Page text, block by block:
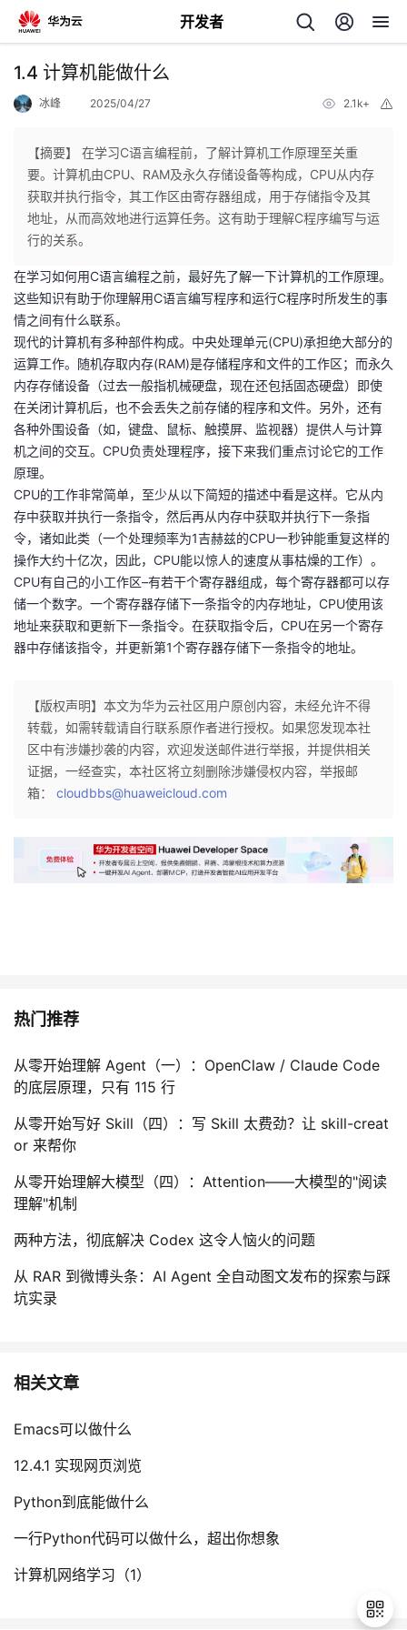
开发者
返
个
主
页
的
开
发
者
我
的
博
客
我
的
论
坛
我
的
圈
子
我
的
直
播
我
的
活
动
我
的
关
我
的
开
发
者
学
堂
我
课
程
的
认
证
我
的
实
我
的
我
的
Programs
我
的
支
持
我
的
技
术
支
持
我
的
云
声
建
1.4 计算机能做什么
冰峰 2025/04/27 2.1k+
【摘要】 在学习C语言编程前，了解计算机工作原理至关重
要。计算机由CPU、RAM及永久存储设备等构成，CPU从内存
获取并执行指令，其工作区由寄存器组成，用于存储指令及其
地址，从而高效地进行运算任务。这有助于理解C程序编写与运
行的关系。
在学习如何用C语言编程之前，最好先了解一下计算机的工作原理。
这些知识有助于你理解用C语言编写程序和运行C程序时所发生的事
情之间有什么联系。
现代的计算机有多种部件构成。中央处理单元(CPU)承担绝大部分的
运算工作。随机存取内存(RAM)是存储程序和文件的工作区；而永久
内存存储设备（过去一般指机械硬盘，现在还包括固态硬盘）即使
在关闭计算机后，也不会丢失之前存储的程序和文件。另外，还有
各种外围设备（如，键盘、鼠标、触摸屏、监视器）提供人与计算
机之间的交互。CPU负责处理程序，接下来我们重点讨论它的工作
原理。
CPU的工作非常简单，至少从以下简短的描述中看是这样。它从内
存中获取并执行一条指令，然后再从内存中获取并执行下一条指
令，诸如此类（一个处理频率为1吉赫兹的CPU一秒钟能重复这样的
操作大约十亿次，因此，CPU能以惊人的速度从事枯燥的工作）。
CPU有自己的小工作区–有若干个寄存器组成，每个寄存器都可以存
储一个数字。一个寄存器存储下一条指令的内存地址，CPU使用该
地址来获取和更新下一条指令。在获取指令后，CPU在另一个寄存
器中存储该指令，并更新第1个寄存器存储下一条指令的地址。
【版权声明】本文为华为云社区用户原创内容，未经允许不得
转载，如需转载请自行联系原作者进行授权。如果您发现本社
区中有涉嫌抄袭的内容，欢迎发送邮件进行举报，并提供相关
证据，一经查实，本社区将立刻删除涉嫌侵权内容，举报邮
箱： cloudbbs@huaweicloud.com
热门推荐
从零开始理解 Agent（一）：OpenClaw / Claude Code
的底层原理，只有 115 行
从零开始写好 Skill（四）：写 Skill 太费劲？让 skill-creat
or 来帮你
从零开始理解大模型（四）：Attention——大模型的"阅读
理解"机制
两种方法，彻底解决 Codex 这令人恼火的问题
从 RAR 到微博头条：AI Agent 全自动图文发布的探索与踩
坑实录
相关文章
Emacs可以做什么
12.4.1 实现网页浏览
Python到底能做什么
一行Python代码可以做什么，超出你想象
计算机网络学习（1）